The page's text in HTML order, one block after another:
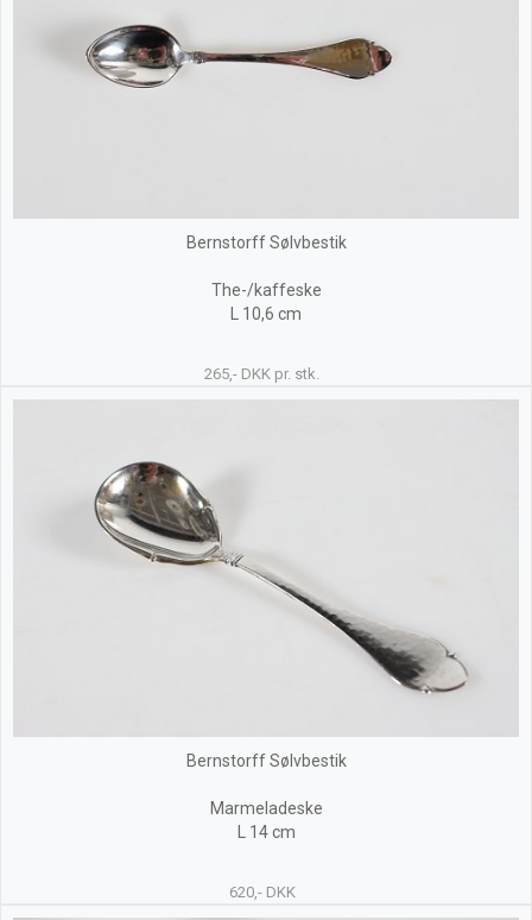
Bernstorff Sølvbestik
The-/kaffeske
L 10,6 cm
265,- DKK pr. stk.
Bernstorff Sølvbestik
Marmeladeske
L 14 cm
620,- DKK